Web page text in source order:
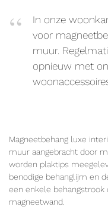
In onze
voor
muur.
opnieuw met
Magneetbehang luxe
muur aangebracht door
worden plaktips
benodige behanglijm en
een enkele
magneetwand.